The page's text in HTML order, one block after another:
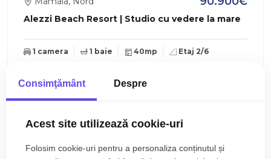
Alezzi Beach Resort | Studio cu vedere la mare
1 camera 1 baie 40mp Etaj 2/6
Consimţământ Despre
Acest site utilizează cookie-uri
Folosim cookie-uri pentru a personaliza conținutul și